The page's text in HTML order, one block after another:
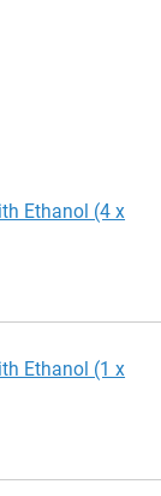
Ethanol (4 x
Ethanol (1 x